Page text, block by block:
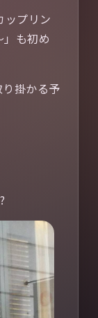
ップリン
」も初め
掛かる予